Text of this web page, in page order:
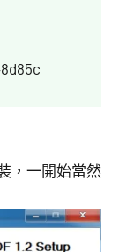
，一開始當然